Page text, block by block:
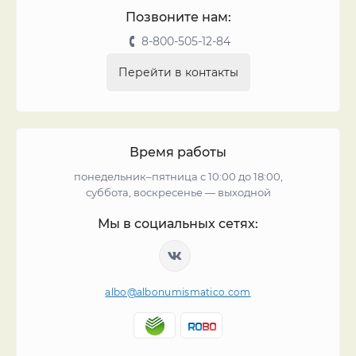
Позвоните нам:
8-800-505-12-84
Перейти в контакты
Время работы
понедельник–пятница с 10:00 до 18:00,
суббота, воскресенье — выходной
Мы в социальных сетях:
albo@albonumismatico.com